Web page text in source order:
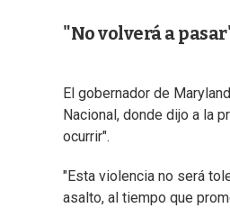
"No volverá a
El gobernador de
Nacional, donde dijo a la
ocurrir".
"Esta violencia no será
asalto, al tiempo que